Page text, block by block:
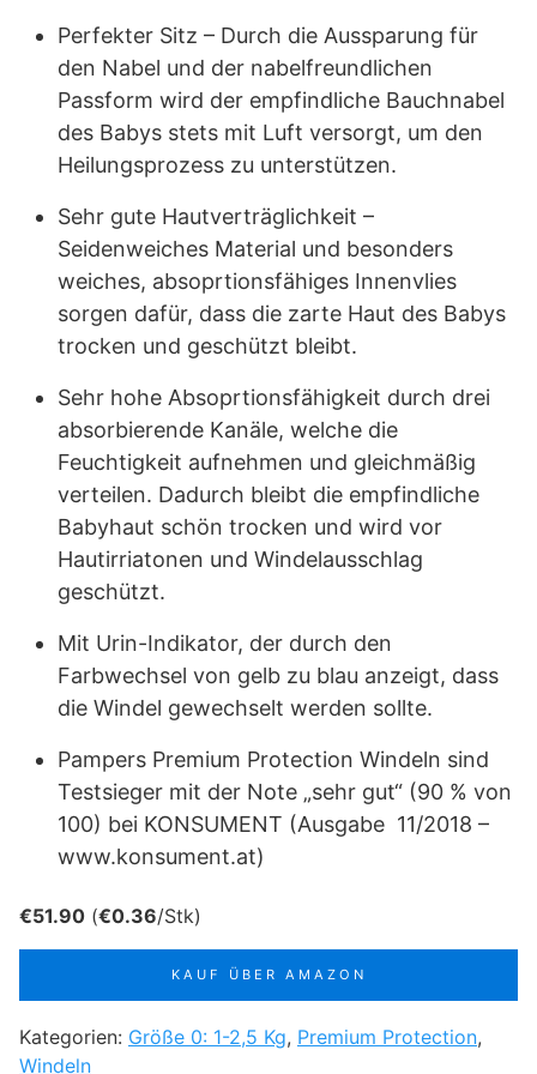
Perfekter Sitz – Durch die Aussparung für
den Nabel und der nabelfreundlichen
Passform wird der empfindliche Bauchnabel
des Babys stets mit Luft versorgt, um den
Heilungsprozess zu unterstützen.
Sehr gute Hautverträglichkeit –
Seidenweiches Material und besonders
weiches, absoprtionsfähiges Innenvlies
sorgen dafür, dass die zarte Haut des Babys
trocken und geschützt bleibt.
Sehr hohe Absoprtionsfähigkeit durch drei
absorbierende Kanäle, welche die
Feuchtigkeit aufnehmen und gleichmäßig
verteilen. Dadurch bleibt die empfindliche
Babyhaut schön trocken und wird vor
Hautirriatonen und Windelausschlag
geschützt.
Mit Urin-Indikator, der durch den
Farbwechsel von gelb zu blau anzeigt, dass
die Windel gewechselt werden sollte.
Pampers Premium Protection Windeln sind
Testsieger mit der Note „sehr gut“ (90 % von
100) bei KONSUMENT (Ausgabe 11/2018 –
www.konsument.at)
€51.90 (€0.36/Stk)
KAUF ÜBER AMAZON
Kategorien: Größe 0: 1-2,5 Kg, Premium Protection,
Windeln